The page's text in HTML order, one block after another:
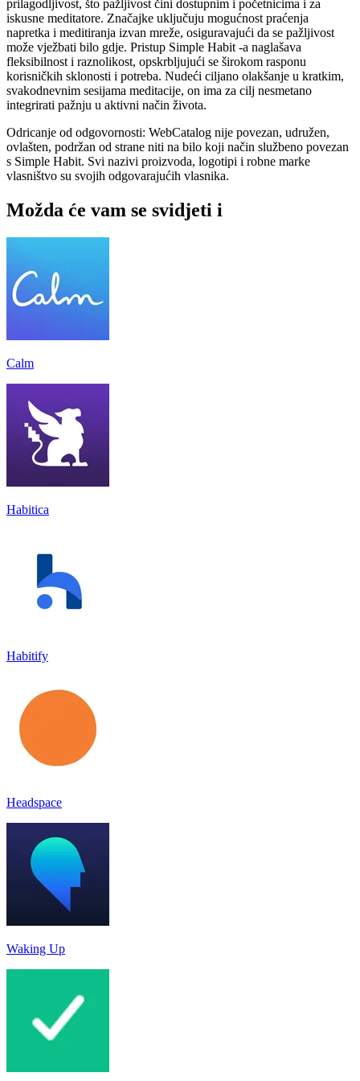
prilagodljivost, što pažljivost čini dostupnim i početnicima i za
iskusne meditatore. Značajke uključuju mogućnost praćenja
napretka i meditiranja izvan mreže, osiguravajući da se pažljivost
može vježbati bilo gdje. Pristup Simple Habit -a naglašava
fleksibilnost i raznolikost, opskrbljujući se širokom rasponu
korisničkih sklonosti i potreba. Nudeći ciljano olakšanje u kratkim,
svakodnevnim sesijama meditacije, on ima za cilj nesmetano
integrirati pažnju u aktivni način života.
Odricanje od odgovornosti: WebCatalog nije povezan, udružen,
ovlašten, podržan od strane niti na bilo koji način službeno povezan
s Simple Habit. Svi nazivi proizvoda, logotipi i robne marke
vlasništvo su svojih odgovarajućih vlasnika.
Možda će vam se svidjeti i
Calm
Habitica
Habitify
Headspace
Waking Up